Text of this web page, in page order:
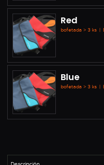
Red
bofetada > 3 ks |
Blue
bofetada > 3 ks |